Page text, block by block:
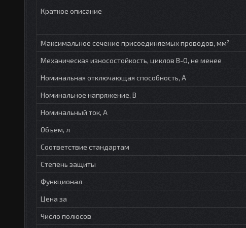
Краткое описание
Максимальное сечение присоединяемых проводов, мм²
Механическая износостойкость, циклов В-О, не менее
Номинальная отключающая способность, А
Номинальное напряжение, В
Номинальный ток, А
Объем, л
Соответствие стандартам
Степень защиты
Функционал
Цена за
Число полюсов